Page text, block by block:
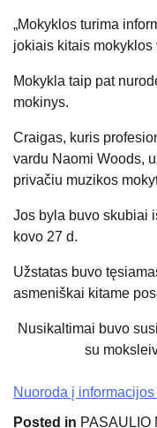
„Mokyklos turima
jokiais kitais mokyklos
Mokykla taip pat
mokinys.
Craigas, kuris
vardu Naomi Woods,
privačiu muzikos
Jos byla buvo skubiai
kovo 27 d.
Užstatas buvo
asmeniškai kitame
Nusikaltimai buvo
su
Nuoroda į
Posted in PASAULIO